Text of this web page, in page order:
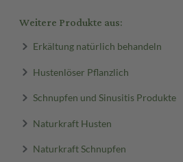
Weitere Produkte aus:
Erkältung natürlich behandeln
Hustenlöser Pflanzlich
Schnupfen und Sinusitis Produkte
Naturkraft Husten
Naturkraft Schnupfen